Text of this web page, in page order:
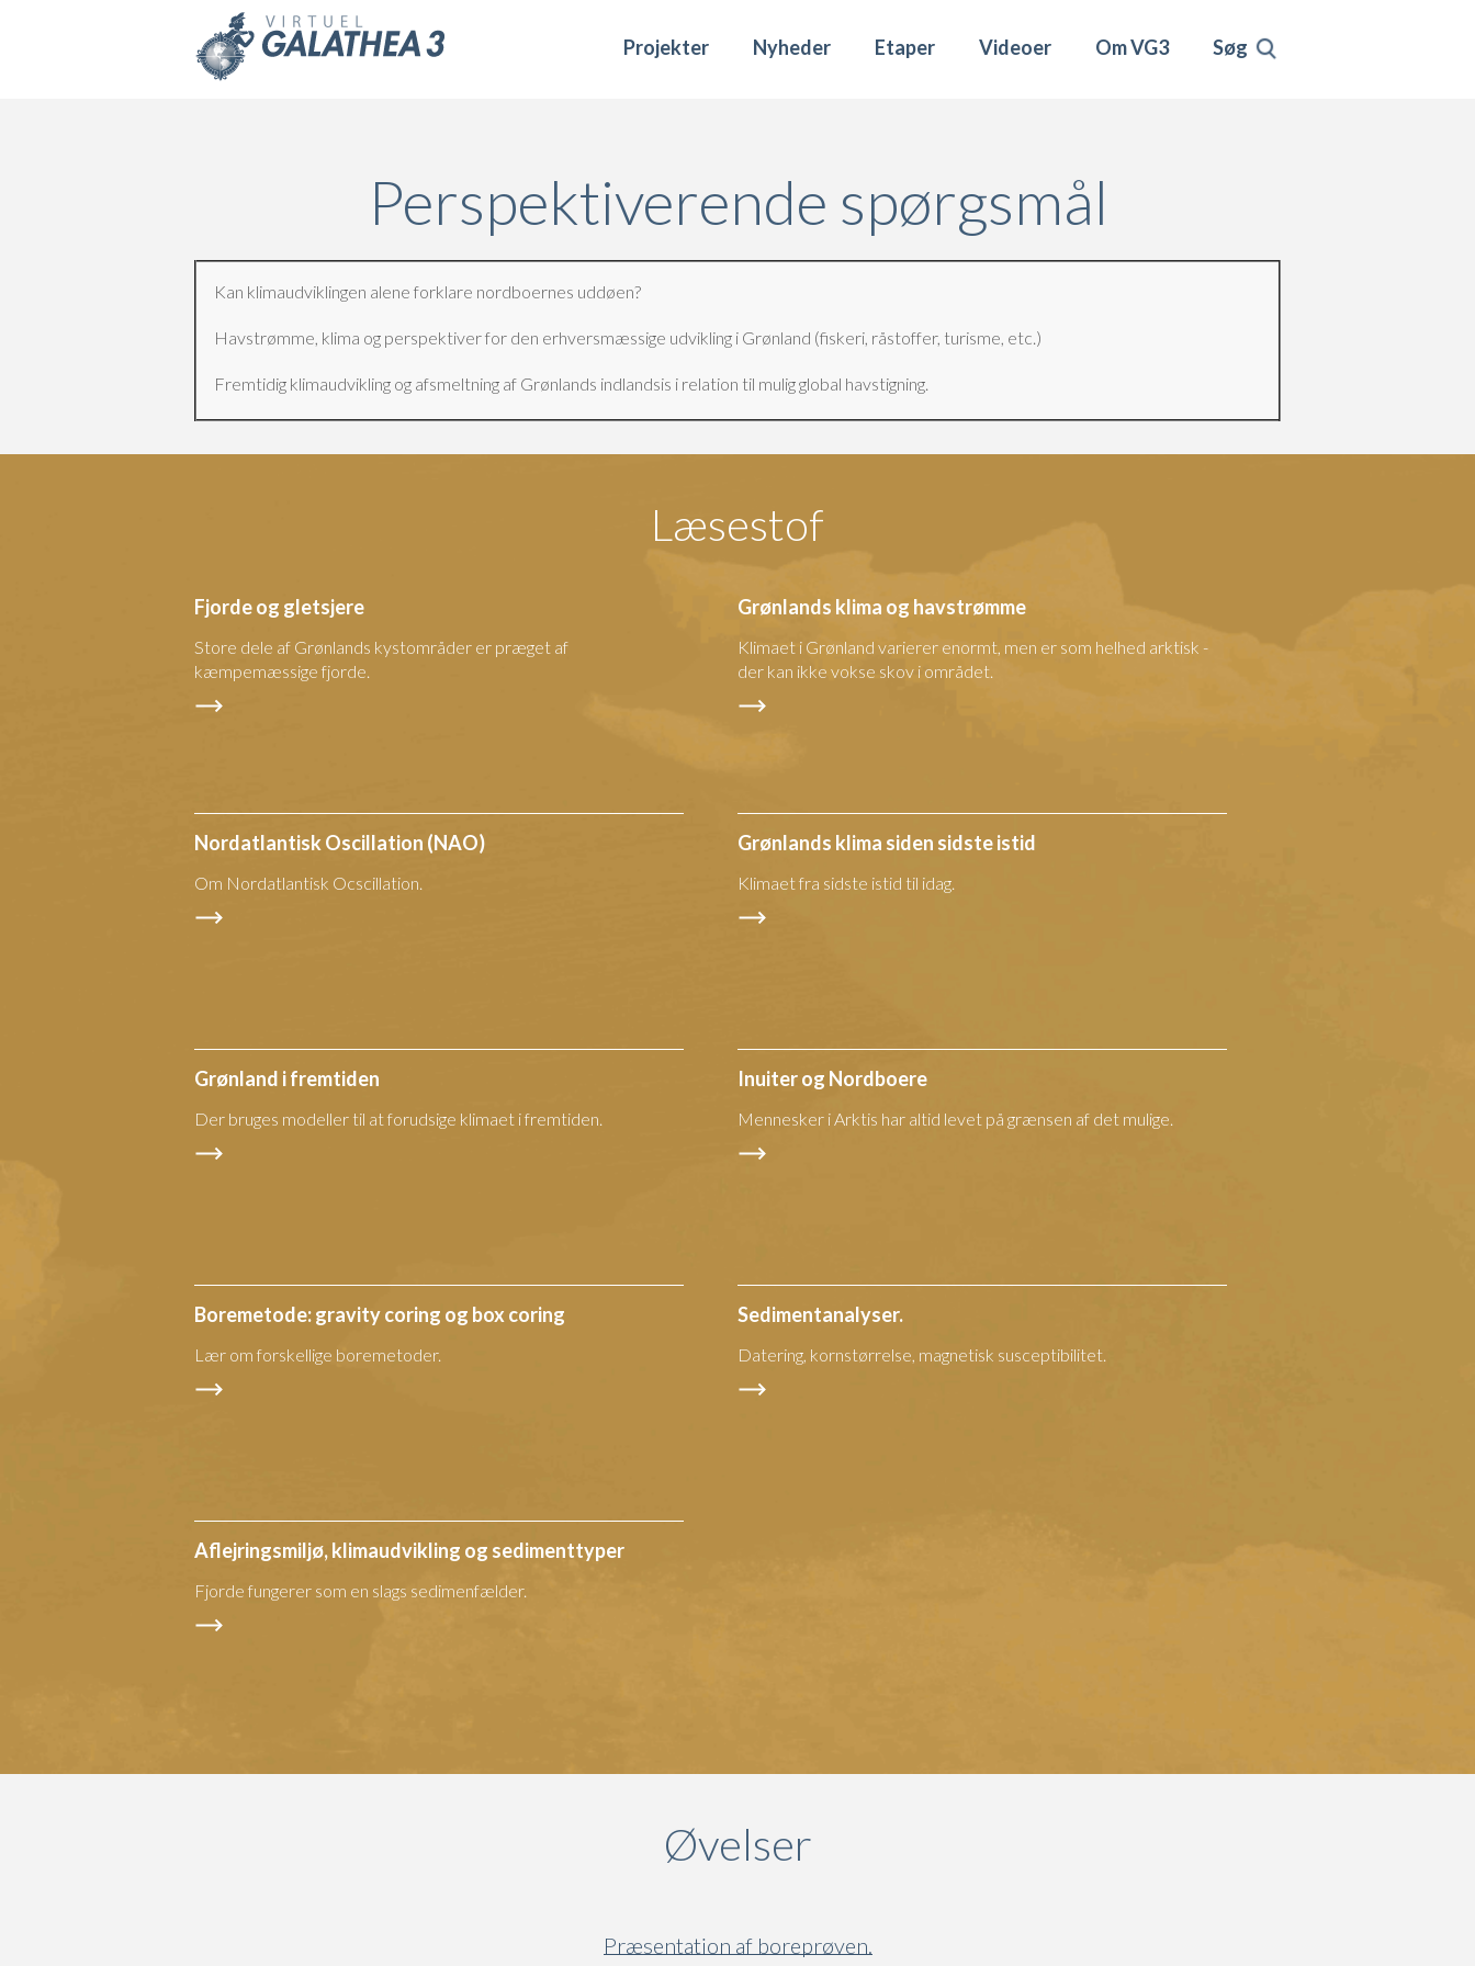
Projekter Nyheder Etaper Videoer Om VG3 Søg
Perspektiverende spørgsmål
Kan klimaudviklingen alene forklare nordboernes uddøen?
Havstrømme, klima og perspektiver for den erhversmæssige udvikling i Grønland (fiskeri, råstoffer, turisme, etc.)
Fremtidig klimaudvikling og afsmeltning af Grønlands indlandsis i relation til mulig global havstigning.
Læsestof
Fjorde og gletsjere
Store dele af Grønlands kystområder er præget af
kæmpemæssige fjorde.
Grønlands klima og havstrømme
Klimaet i Grønland varierer enormt, men er som helhed arktisk -
der kan ikke vokse skov i området.
Nordatlantisk Oscillation (NAO)
Om Nordatlantisk Ocscillation.
Grønlands klima siden sidste istid
Klimaet fra sidste istid til idag.
Grønland i fremtiden
Der bruges modeller til at forudsige klimaet i fremtiden.
Inuiter og Nordboere
Mennesker i Arktis har altid levet på grænsen af det mulige.
Boremetode: gravity coring og box coring
Lær om forskellige boremetoder.
Sedimentanalyser.
Datering, kornstørrelse, magnetisk susceptibilitet.
Aflejringsmiljø, klimaudvikling og sedimenttyper
Fjorde fungerer som en slags sedimenfælder.
Øvelser
Præsentation af boreprøven.